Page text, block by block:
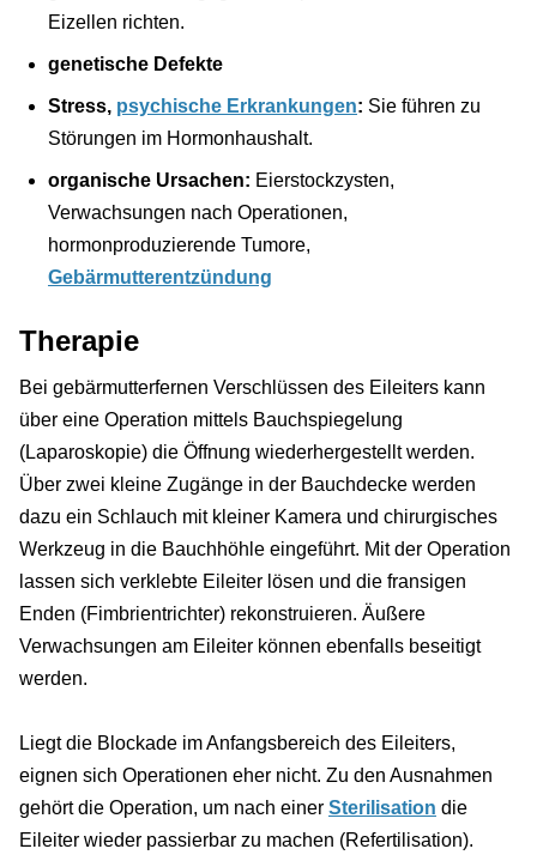
Eizellen richten.
genetische Defekte
Stress, psychische Erkrankungen: Sie führen zu
Störungen im Hormonhaushalt.
organische Ursachen: Eierstockzysten,
Verwachsungen nach Operationen,
hormonproduzierende Tumore,
Gebärmutterentzündung
Therapie
Bei gebärmutterfernen Verschlüssen des Eileiters kann
über eine Operation mittels Bauchspiegelung
(Laparoskopie) die Öffnung wiederhergestellt werden.
Über zwei kleine Zugänge in der Bauchdecke werden
dazu ein Schlauch mit kleiner Kamera und chirurgisches
Werkzeug in die Bauchhöhle eingeführt. Mit der Operation
lassen sich verklebte Eileiter lösen und die fransigen
Enden (Fimbrientrichter) rekonstruieren. Äußere
Verwachsungen am Eileiter können ebenfalls beseitigt
werden.
Liegt die Blockade im Anfangsbereich des Eileiters,
eignen sich Operationen eher nicht. Zu den Ausnahmen
gehört die Operation, um nach einer Sterilisation die
Eileiter wieder passierbar zu machen (Refertilisation).